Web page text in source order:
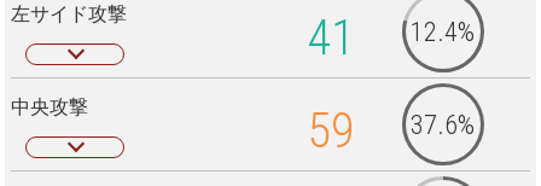
左サイド攻撃 41 12.4%
中央攻撃 59 37.6%